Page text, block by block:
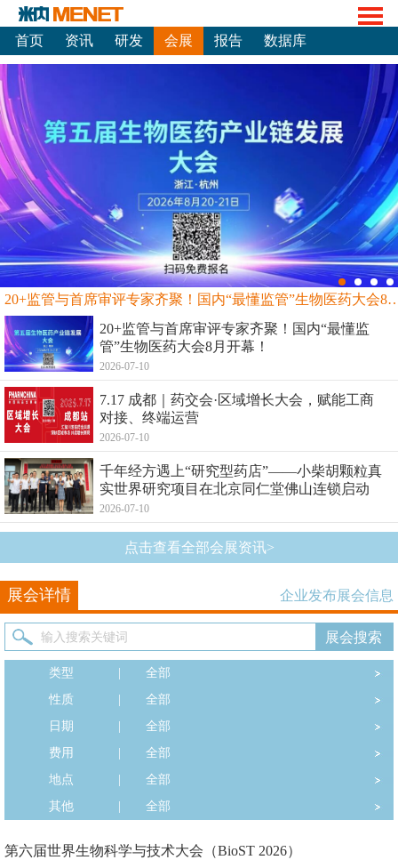
首页 资讯 研发 会展 报告 数据库
20+监管与首席审评专家齐聚！国内“最
20+监管与首席审评专家齐聚！国内“最懂监
管”生物医药大会8月开幕！
2026-07-10
7.17 成都｜药交会·区域增长大会，赋能工商
对接、终端运营
2026-07-10
千年经方遇上“研究型药店”——小柴胡颗粒真
实世界研究项目在北京同仁堂佛山连锁启动
2026-07-10
点击查看全部会展资讯>
展会详情 企业发布展会信息
类型
全部
性质
全部
日期
全部
费用
全部
地点
全部
其他
全部
第六届世界生物科学与技术大会（BioST 2026）